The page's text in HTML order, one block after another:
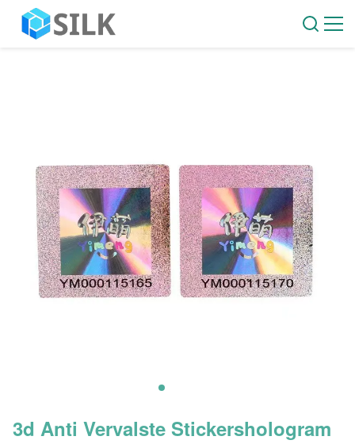
3d Anti Vervalste Stickershologram